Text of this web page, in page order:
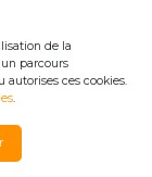
de la
parcours
ces cookies.
.